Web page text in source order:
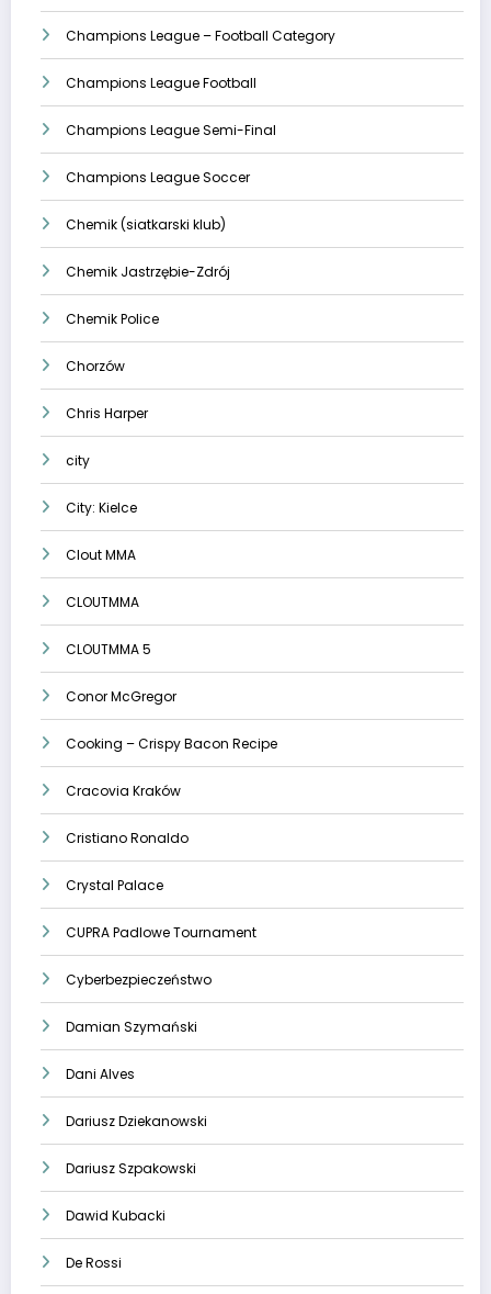
Champions League – Football Category
Champions League Football
Champions League Semi-Final
Champions League Soccer
Chemik (siatkarski klub)
Chemik Jastrzębie-Zdrój
Chemik Police
Chorzów
Chris Harper
city
City: Kielce
Clout MMA
CLOUTMMA
CLOUTMMA 5
Conor McGregor
Cooking – Crispy Bacon Recipe
Cracovia Kraków
Cristiano Ronaldo
Crystal Palace
CUPRA Padlowe Tournament
Cyberbezpieczeństwo
Damian Szymański
Dani Alves
Dariusz Dziekanowski
Dariusz Szpakowski
Dawid Kubacki
De Rossi